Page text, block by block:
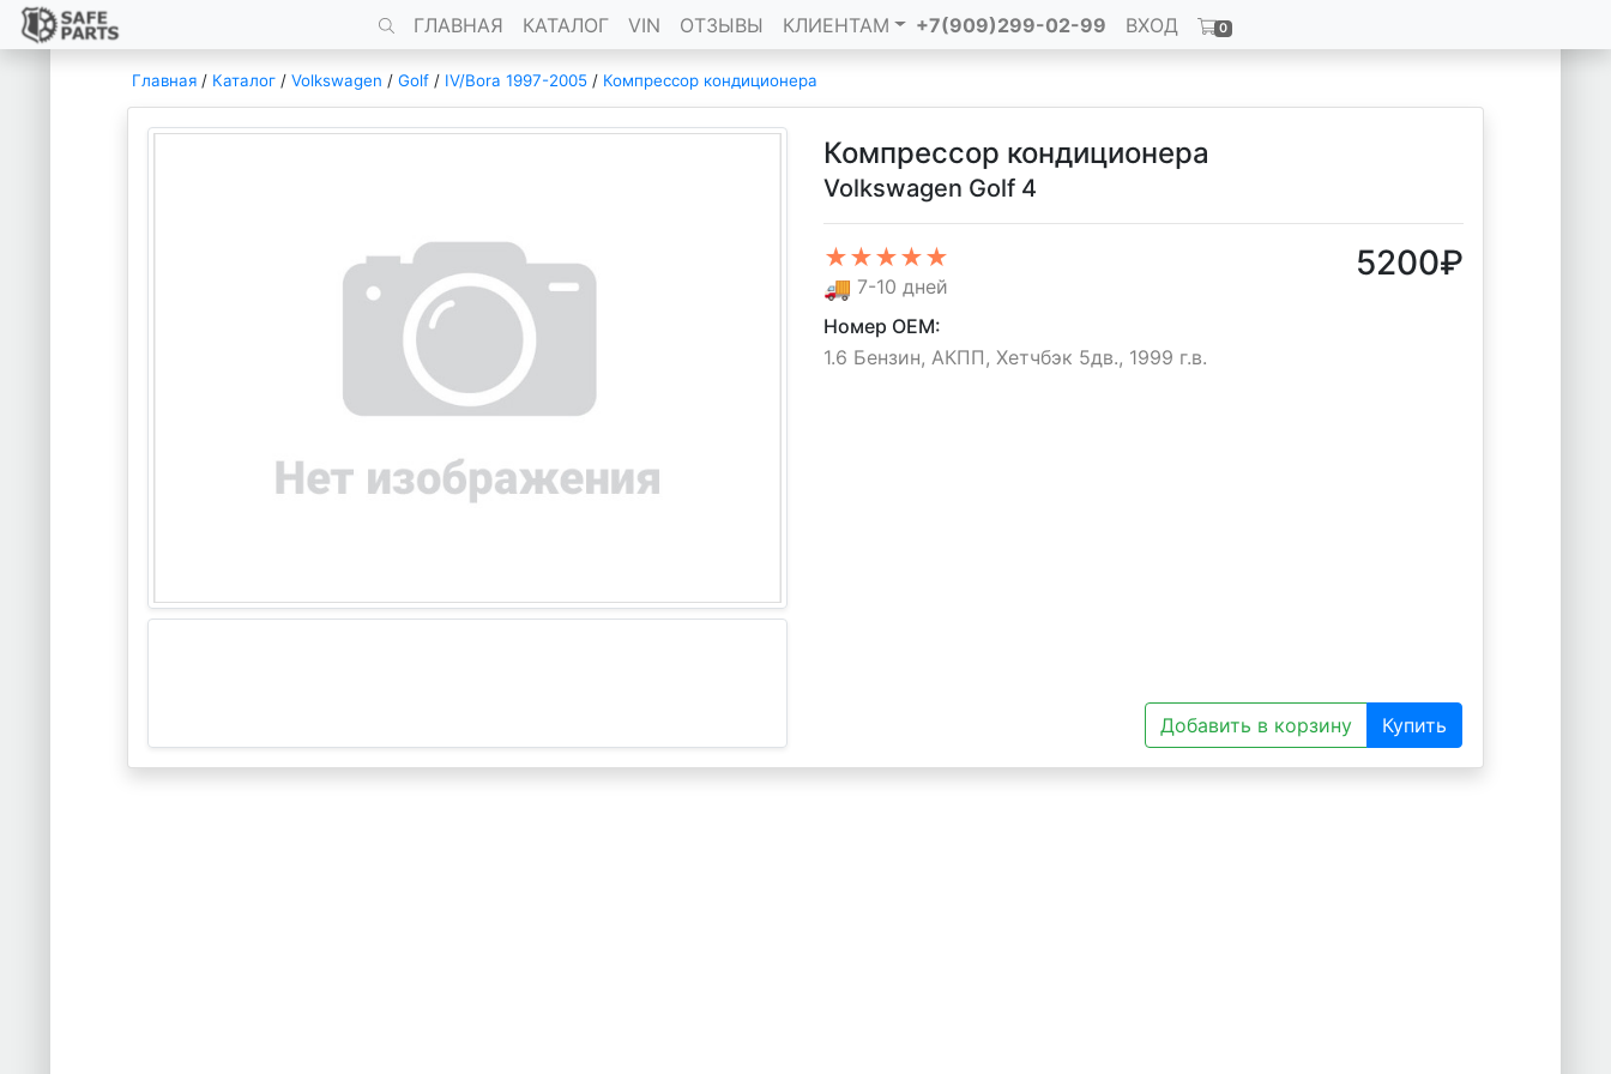
ГЛАВНАЯ КАТАЛОГ VIN ОТЗЫВЫ КЛИЕНТАМ +7(909)299-02-99 ВХОД 0
Главная / Каталог / Volkswagen / Golf / IV/Bora 1997-2005 / Компрессор кондиционера
Компрессор кондиционера
Volkswagen Golf 4
★★★★★
🚚 7-10 дней
5200₽
Номер OEM:
1.6 Бензин, АКПП, Хетчбэк 5дв., 1999 г.в.
Добавить в корзину Купить